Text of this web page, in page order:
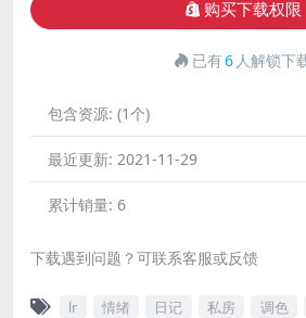
购买下载权限
已有6 人解锁下
包含资源: (1个)
最近更新: 2021-11-29
累计销量: 6
下载遇到问题？可联系客服或反馈
lr 情绪 日记 私房 调色